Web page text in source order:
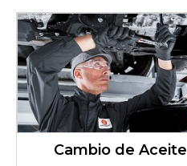
Cambio de Aceite